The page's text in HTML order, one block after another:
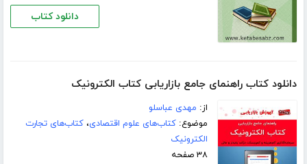
دانلود کتاب
دانلود کتاب راهنمای جامع بازاریابی کتاب الکترونیک
از: مهدی عباسلو
موضوع:کتاب‌های علوم اقتصادی،کتاب‌های تجارت
الکترونیک
۳۸ صفحه